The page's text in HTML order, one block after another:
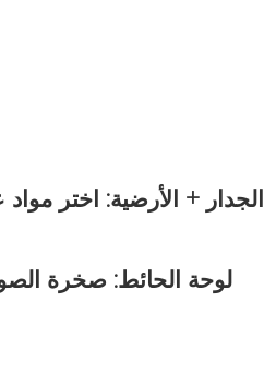
الجدار + الأرضية: اختر
لوحة الحائط: صخرة